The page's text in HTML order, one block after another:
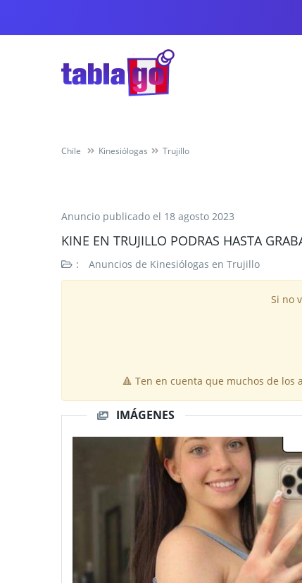
Chile Kinesiólogas Trujillo
Anuncio publicado el 18 agosto 2023
KINE EN TRUJILLO PODRAS HASTA
: Anuncios de Kinesiólogas en Trujillo
Si no
🔺 Ten en cuenta que muchos de
IMÁGENES